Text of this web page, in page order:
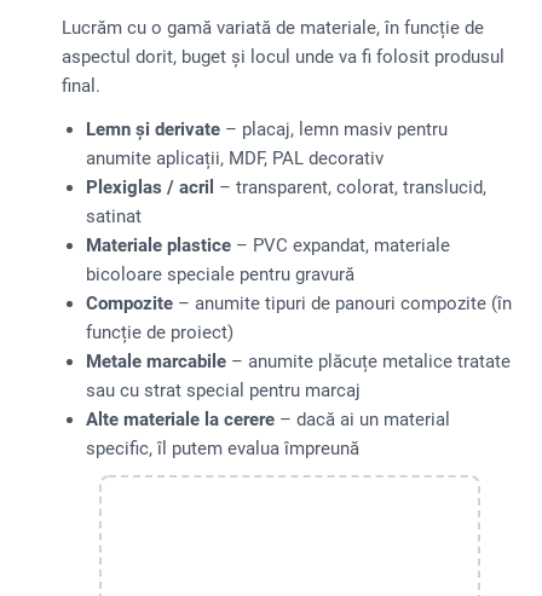
Lucrăm cu o gamă variată de materiale, în funcție de
aspectul dorit, buget și locul unde va fi folosit produsul
final.
Lemn și derivate – placaj, lemn masiv pentru
anumite aplicații, MDF, PAL decorativ
Plexiglas / acril – transparent, colorat, translucid,
satinat
Materiale plastice – PVC expandat, materiale
bicoloare speciale pentru gravură
Compozite – anumite tipuri de panouri compozite (în
funcție de proiect)
Metale marcabile – anumite plăcuțe metalice tratate
sau cu strat special pentru marcaj
Alte materiale la cerere – dacă ai un material
specific, îl putem evalua împreună